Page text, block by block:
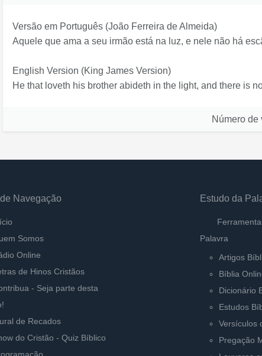
Versão em Português (João Ferreira de Almeida)
Aquele que ama a seu irmão está na luz, e nele não há
English Version (King James Version)
He that loveth his brother abideth in the light, and there is
Número
Navegação
Somos
Online
de Hinos Cristãos
- Seja parte desta
de Recados
do Cristão - Quiz Bíblico
Estudo da
Palavra
Artigos
Bíblia
Dicionário
Estudos
Versículos
Pregação